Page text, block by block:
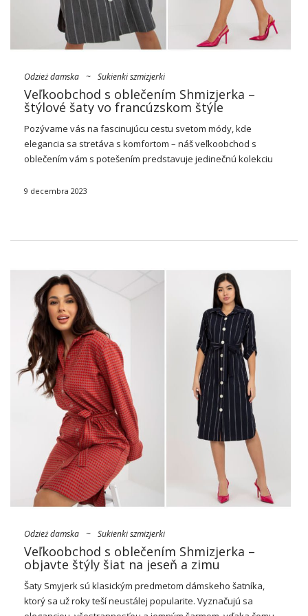
Odzież damska ~ Sukienki szmizjerki
Veľkoobchod s oblečením Shmizjerka –
štýlové šaty vo francúzskom štýle
Pozývame vás na fascinujúcu cestu svetom módy, kde
elegancia sa stretáva s komfortom – náš veľkoobchod s
oblečením vám s potešením predstavuje jedinečnú kolekciu
jedinečného štýlu a triedy, ktoré nemožno …
9 decembra 2023
Odzież damska ~ Sukienki szmizjerki
Veľkoobchod s oblečením Shmizjerka –
objavte štýly šiat na jeseň a zimu
Šaty Smyjerk sú klasickým predmetom dámskeho šatníka,
ktorý sa už roky teší neustálej popularite. Vyznačujú sa